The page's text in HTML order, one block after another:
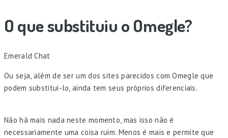
O que substituiu o Omegle?
Emerald Chat
Ou seja, além de ser um dos sites parecidos com Omegle que
podem substitui-lo, ainda tem seus próprios diferenciais.
Não há mais nada neste momento, mas isso não é
necessariamente uma coisa ruim. Menos é mais e permite que